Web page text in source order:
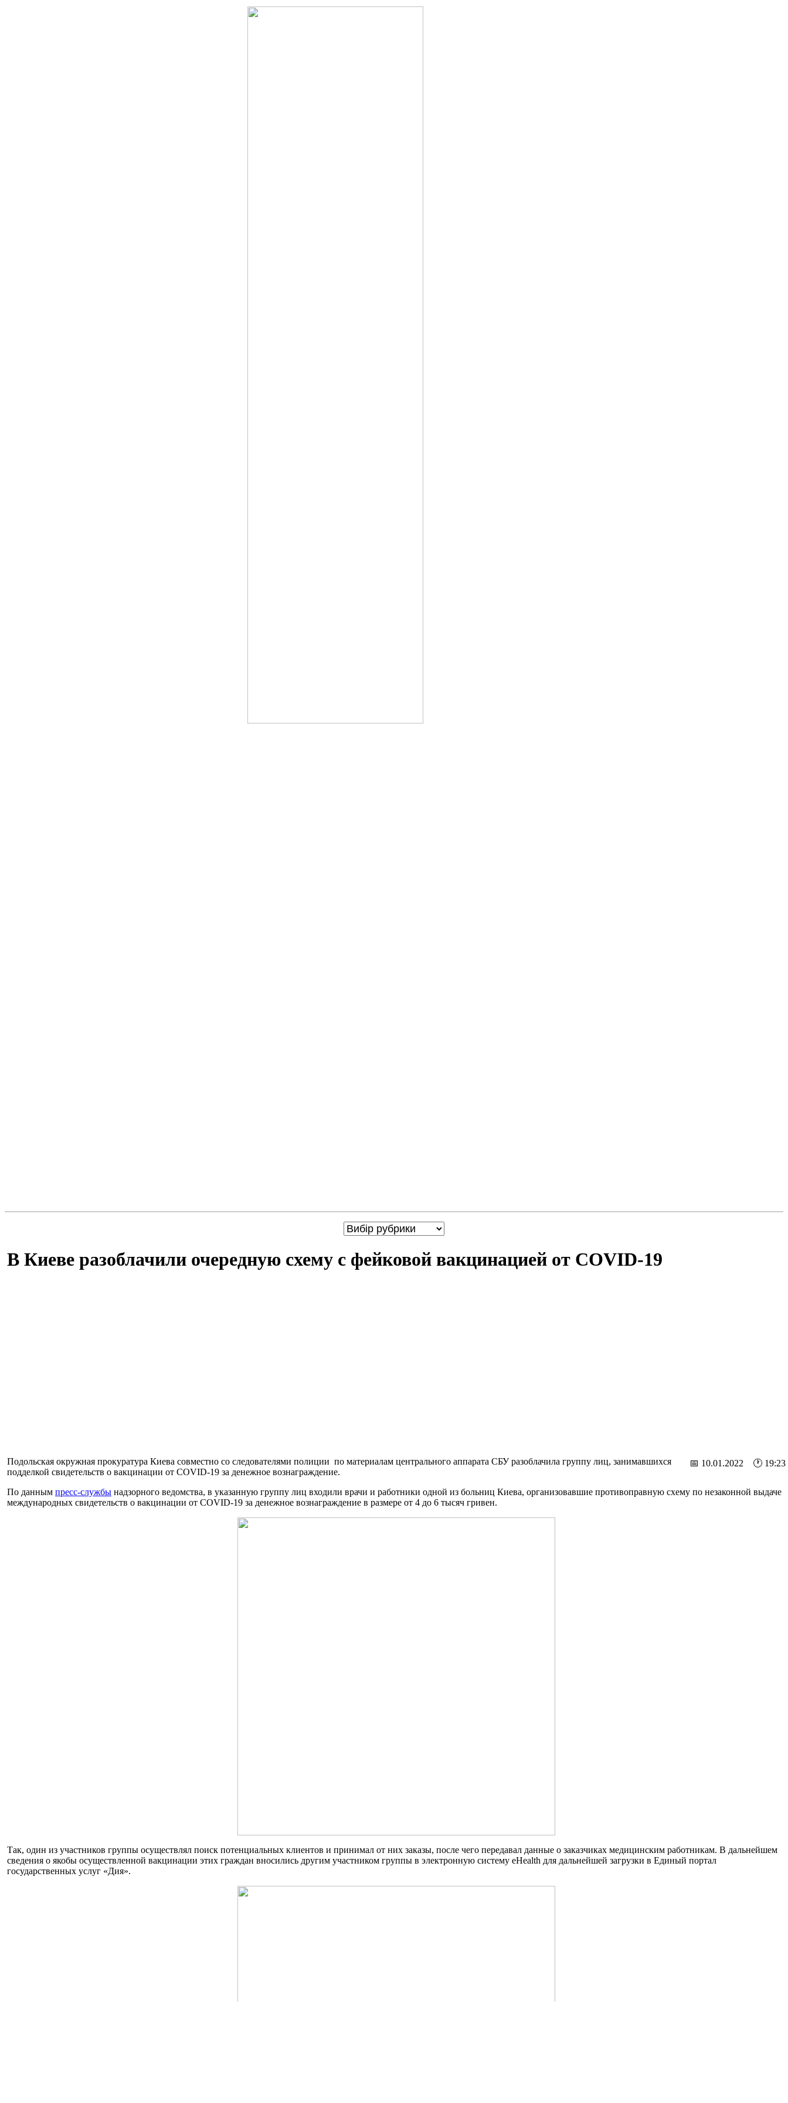
В Киеве разоблачили очередную схему с фейковой вакцинацией от COVID-19
📅 10.01.2022 🕐 19:23
Подольская окружная прокуратура Киева совместно со следователями полиции по материалам центрального аппарата СБУ разоблачила группу лиц, занимавшихся
подделкой свидетельств о вакцинации от COVID-19 за денежное вознаграждение.
По данным пресс-службы надзорного ведомства, в указанную группу лиц входили врачи и работники одной из больниц Киева, организовавшие противоправную схему по незаконной выдаче
международных свидетельств о вакцинации от COVID-19 за денежное вознаграждение в размере от 4 до 6 тысяч гривен.
Так, один из участников группы осуществлял поиск потенциальных клиентов и принимал от них заказы, после чего передавал данные о заказчиках медицинским работникам. В дальнейшем
сведения о якобы осуществленной вакцинации этих граждан вносились другим участником группы в электронную систему eHealth для дальнейшей загрузки в Единый портал
государственных услуг «Дия».